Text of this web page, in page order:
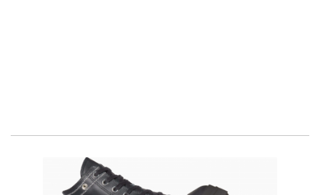
Quizás también te interese...